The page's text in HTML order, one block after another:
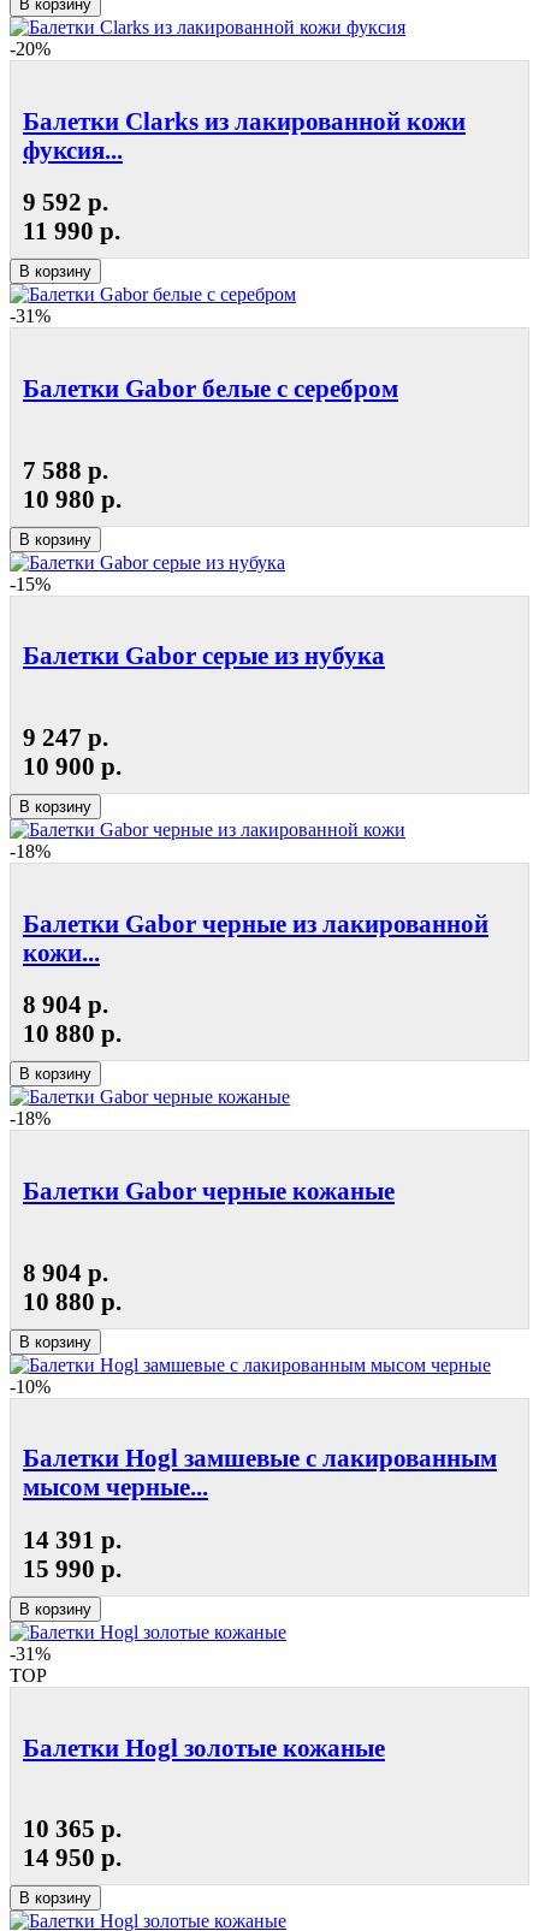
В корзину
-20%
Балетки Clarks из лакированной кожи
фуксия...
9 592 р.
11 990 р.
В корзину
-31%
Балетки Gabor белые с серебром
7 588 р.
10 980 р.
В корзину
-15%
Балетки Gabor серые из нубука
9 247 р.
10 900 р.
В корзину
-18%
Балетки Gabor черные из лакированной
кожи...
8 904 р.
10 880 р.
В корзину
-18%
Балетки Gabor черные кожаные
8 904 р.
10 880 р.
В корзину
-10%
Балетки Hogl замшевые с лакированным
мысом черные...
14 391 р.
15 990 р.
В корзину
-31%
TOP
Балетки Hogl золотые кожаные
10 365 р.
14 950 р.
В корзину